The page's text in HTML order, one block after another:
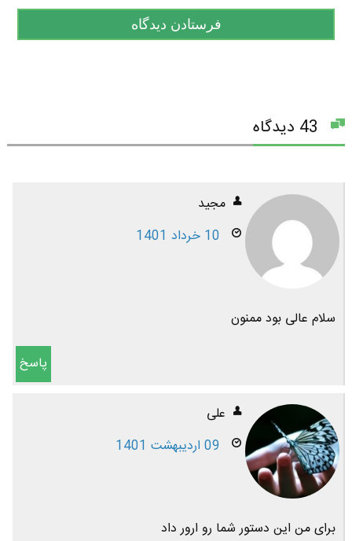
مجید
10 خرداد 1401
سلام عالی بود ممنون
پاسخ
علی
09 اردیبهشت 1401
برای من این دستور شما رو ارور داد